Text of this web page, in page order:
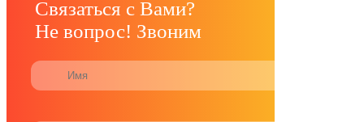
Связаться с Вами?
Не вопрос! Звоним